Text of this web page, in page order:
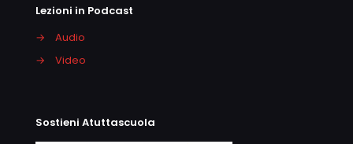
Lezioni in Podcast
→
Audio
→
Video
Sostieni Atuttascuola